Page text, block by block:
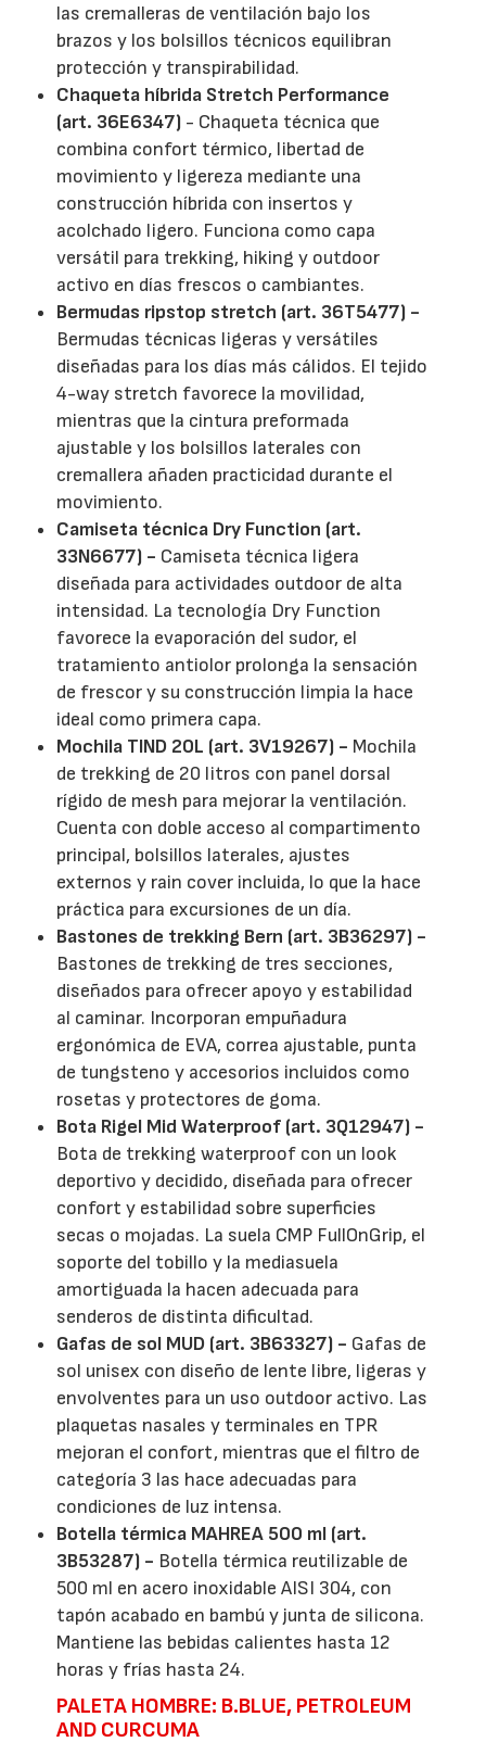
las cremalleras de ventilación bajo los
brazos y los bolsillos técnicos equilibran
protección y transpirabilidad.
Chaqueta híbrida Stretch Performance
(art. 36E6347) - Chaqueta técnica que
combina confort térmico, libertad de
movimiento y ligereza mediante una
construcción híbrida con insertos y
acolchado ligero. Funciona como capa
versátil para trekking, hiking y outdoor
activo en días frescos o cambiantes.
Bermudas ripstop stretch (art. 36T5477) -
Bermudas técnicas ligeras y versátiles
diseñadas para los días más cálidos. El tejido
4-way stretch favorece la movilidad,
mientras que la cintura preformada
ajustable y los bolsillos laterales con
cremallera añaden practicidad durante el
movimiento.
Camiseta técnica Dry Function (art.
33N6677) - Camiseta técnica ligera
diseñada para actividades outdoor de alta
intensidad. La tecnología Dry Function
favorece la evaporación del sudor, el
tratamiento antiolor prolonga la sensación
de frescor y su construcción limpia la hace
ideal como primera capa.
Mochila TIND 20L (art. 3V19267) - Mochila
de trekking de 20 litros con panel dorsal
rígido de mesh para mejorar la ventilación.
Cuenta con doble acceso al compartimento
principal, bolsillos laterales, ajustes
externos y rain cover incluida, lo que la hace
práctica para excursiones de un día.
Bastones de trekking Bern (art. 3B36297) -
Bastones de trekking de tres secciones,
diseñados para ofrecer apoyo y estabilidad
al caminar. Incorporan empuñadura
ergonómica de EVA, correa ajustable, punta
de tungsteno y accesorios incluidos como
rosetas y protectores de goma.
Bota Rigel Mid Waterproof (art. 3Q12947) -
Bota de trekking waterproof con un look
deportivo y decidido, diseñada para ofrecer
confort y estabilidad sobre superficies
secas o mojadas. La suela CMP FullOnGrip, el
soporte del tobillo y la mediasuela
amortiguada la hacen adecuada para
senderos de distinta dificultad.
Gafas de sol MUD (art. 3B63327) - Gafas de
sol unisex con diseño de lente libre, ligeras y
envolventes para un uso outdoor activo. Las
plaquetas nasales y terminales en TPR
mejoran el confort, mientras que el filtro de
categoría 3 las hace adecuadas para
condiciones de luz intensa.
Botella térmica MAHREA 500 ml (art.
3B53287) - Botella térmica reutilizable de
500 ml en acero inoxidable AISI 304, con
tapón acabado en bambú y junta de silicona.
Mantiene las bebidas calientes hasta 12
horas y frías hasta 24.
PALETA HOMBRE: B.BLUE, PETROLEUM
AND CURCUMA